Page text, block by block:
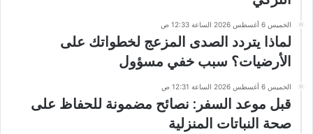
الخميس 6 أغسطس 2026 الساعة 12:33 ص
لماذا يتردد الصدى المزعج لخطواتك على
الأرضيات؟ سبب خفي مسؤول
الخميس 6 أغسطس 2026 الساعة 12:31 ص
قبل موعد السفر: نصائح مضمونة للحفاظ على
صحة النباتات المنزلية